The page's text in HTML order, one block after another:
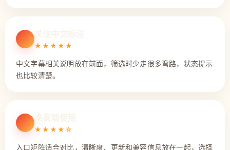
★★★★★
中文字幕相关说明放在前面，筛选时少走很多弯路，状态提示
也比较清楚。
★★★★☆
入口矩阵适合对比，清晰度、更新和兼容信息放在一起，选择